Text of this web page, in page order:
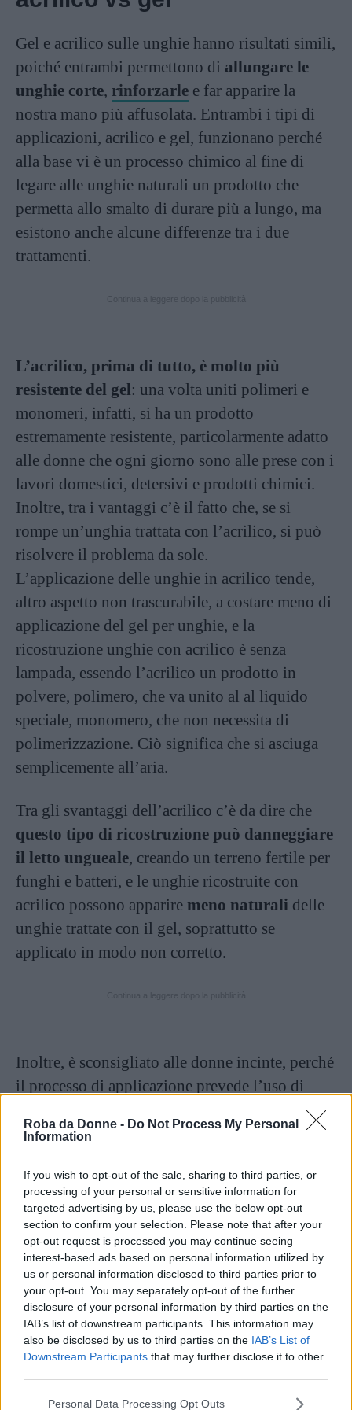
Roba da Donne - Do Not Process My Personal
Information
If you wish to opt-out of the sale, sharing to third parties, or
processing of your personal or sensitive information for
targeted advertising by us, please use the below opt-out
section to confirm your selection. Please note that after your
opt-out request is processed you may continue seeing
interest-based ads based on personal information utilized by
us or personal information disclosed to third parties prior to
your opt-out. You may separately opt-out of the further
disclosure of your personal information by third parties on the
IAB’s list of downstream participants. This information may
also be disclosed by us to third parties on the IAB’s List of
Downstream Participants that may further disclose it to other
Please note that this website/app uses one or more Google
Personal Data Processing Opt Outs
Gel e acrilico sulle unghie hanno risultati simili,
poiché entrambi permettono di allungare le
unghie corte, rinforzarle e far apparire la
nostra mano più affusolata. Entrambi i tipi di
applicazioni, acrilico e gel, funzionano perché
alla base vi è un processo chimico al fine di
legare alle unghie naturali un prodotto che
permetta allo smalto di durare più a lungo, ma
esistono anche alcune differenze tra i due
trattamenti.
L’acrilico, prima di tutto, è molto più
resistente del gel: una volta uniti polimeri e
monomeri, infatti, si ha un prodotto
estremamente resistente, particolarmente adatto
alle donne che ogni giorno sono alle prese con i
lavori domestici, detersivi e prodotti chimici.
Inoltre, tra i vantaggi c’è il fatto che, se si
rompe un’unghia trattata con l’acrilico, si può
risolvere il problema da sole.
L’applicazione delle unghie in acrilico tende,
altro aspetto non trascurabile, a costare meno di
applicazione del gel per unghie, e la
ricostruzione unghie con acrilico è senza
lampada, essendo l’acrilico un prodotto in
polvere, polimero, che va unito al al liquido
speciale, monomero, che non necessita di
polimerizzazione. Ciò significa che si asciuga
semplicemente all’aria.
Tra gli svantaggi dell’acrilico c’è da dire che
questo tipo di ricostruzione può danneggiare
il letto ungueale, creando un terreno fertile per
funghi e batteri, e le unghie ricostruite con
acrilico possono apparire meno naturali delle
unghie trattate con il gel, soprattutto se
applicato in modo non corretto.
Inoltre, è sconsigliato alle donne incinte, perché
il processo di applicazione prevede l’uso di
prodotti chimici che sprigionano microbiche
particelle.
Ricostruzione in acrilico
passo passo
Per effettuare una ricostruzione unghie in
acrilico è necessario avere: